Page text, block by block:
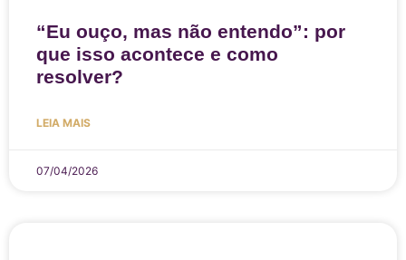
“Eu ouço, mas não entendo”: por
que isso acontece e como
resolver?
LEIA MAIS
07/04/2026